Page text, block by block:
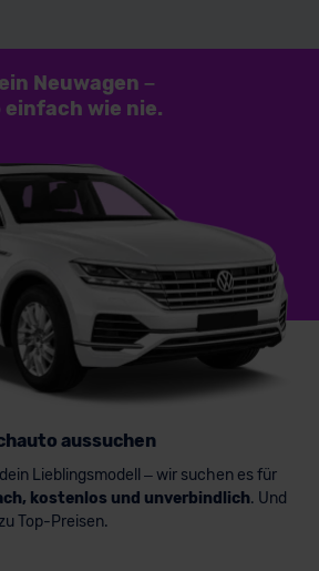
Neuwagen –
einfach wie nie.
aussuchen
Lieblingsmodell – wir suchen es für
kostenlos und unverbindlich. Und
Top-Preisen.